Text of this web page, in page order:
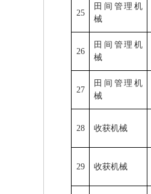
25
田间管理机
械
26
田间管理机
械
27
田间管理机
械
28 收获机械
29 收获机械